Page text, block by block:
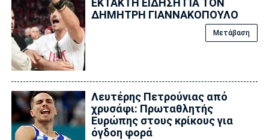
ΕΚΤΑΚΤΗ ΕΙΔΗΣΗ ΓΙΑ ΤΟΝ
ΔΗΜΗΤΡΗ ΓΙΑΝΝΑΚΟΠΟΥΛΟ
Μετάβαση
Λευτέρης Πετρούνιας από
χρυσάφι: Πρωταθλητής
Ευρώπης στους κρίκους για
όγδοη φορά